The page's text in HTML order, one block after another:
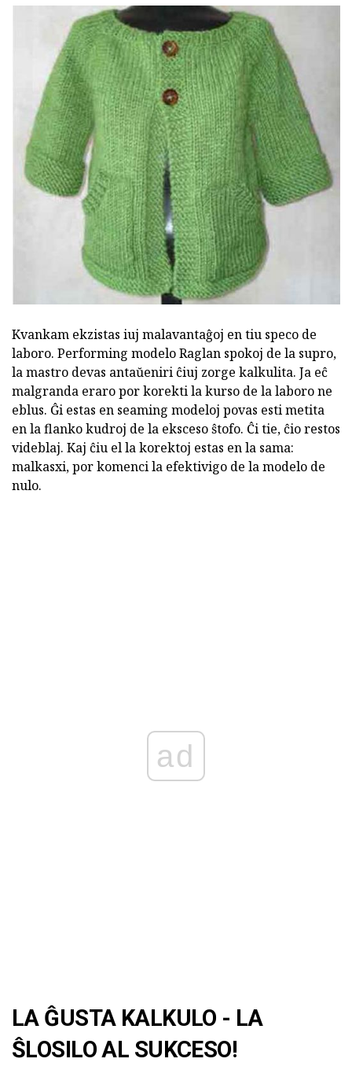
Kvankam ekzistas iuj malavantaĝoj en tiu speco de
laboro. Performing modelo Raglan spokoj de la supro,
la mastro devas antaŭeniri ĉiuj zorge kalkulita. Ja eĉ
malgranda eraro por korekti la kurso de la laboro ne
eblus. Ĝi estas en seaming modeloj povas esti metita
en la flanko kudroj de la eksceso ŝtofo. Ĉi tie, ĉio restos
videblaj. Kaj ĉiu el la korektoj estas en la sama:
malkasxi, por komenci la efektivigo de la modelo de
nulo.
ad
LA ĜUSTA KALKULO - LA
ŜLOSILO AL SUKCESO!